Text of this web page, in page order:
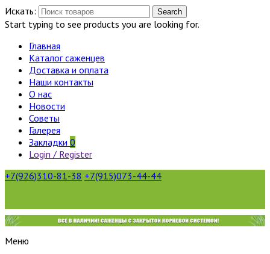
Искать: Search
Start typing to see products you are looking for.
Главная
Каталог саженцев
Доставка и оплата
Наши контакты
О нас
Новости
Советы
Галерея
Закладки 0
Login / Register
+7(926)310-81-38 +7(915)073-44-44
Меню